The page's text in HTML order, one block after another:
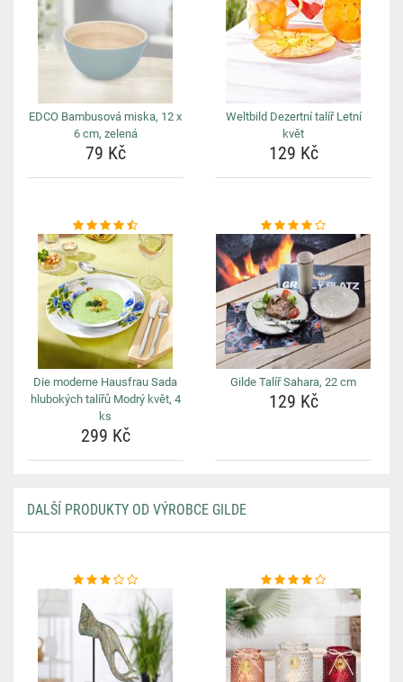
EDCO Bambusová miska, 12 x
6 cm, zelená
79 Kč
Weltbild Dezertní talíř Letní
květ
129 Kč
Die moderne Hausfrau Sada
hlubokých talířů Modrý květ, 4
ks
299 Kč
Gilde Talíř Sahara, 22 cm
129 Kč
DALŠÍ PRODUKTY OD VÝROBCE GILDE